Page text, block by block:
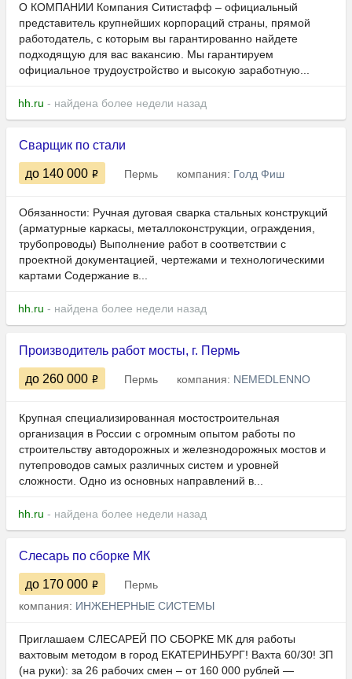
О КОМПАНИИ Компания Ситистафф – официальный
представитель крупнейших корпораций страны, прямой
работодатель, с которым вы гарантированно найдете
подходящую для вас вакансию. Мы гарантируем
официальное трудоустройство и высокую заработную...
hh.ru - найдена более недели назад
Сварщик по стали
до 140 000 Пермь компания: Голд Фиш
Обязанности: Ручная дуговая сварка стальных конструкций
(арматурные каркасы, металлоконструкции, ограждения,
трубопроводы) Выполнение работ в соответствии с
проектной документацией, чертежами и технологическими
картами Содержание в...
hh.ru - найдена более недели назад
Производитель работ мосты, г. Пермь
до 260 000 Пермь компания: NEMEDLENNO
Крупная специализированная мостостроительная
организация в России с огромным опытом работы по
строительству автодорожных и железнодорожных мостов и
путепроводов самых различных систем и уровней
сложности. Одно из основных направлений в...
hh.ru - найдена более недели назад
Слесарь по сборке МК
до 170 000
Пермь
компания: ИНЖЕНЕРНЫЕ СИСТЕМЫ
Приглашаем СЛЕСАРЕЙ ПО СБОРКЕ МК для работы
вахтовым методом в город ЕКАТЕРИНБУРГ! Вахта 60/30! ЗП
(на руки): за 26 рабочих смен – от 160 000 рублей —